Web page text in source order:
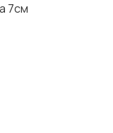
7см